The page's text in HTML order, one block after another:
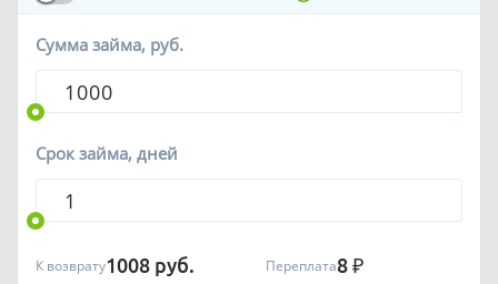
Сумма займа, руб.
Срок займа, дней
К возврату1008 руб. Переплата8 ₽